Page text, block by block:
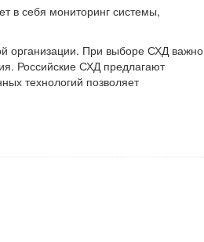
в себя мониторинг системы,
организации. При выборе СХД важно
Российские СХД предлагают
технологий позволяет